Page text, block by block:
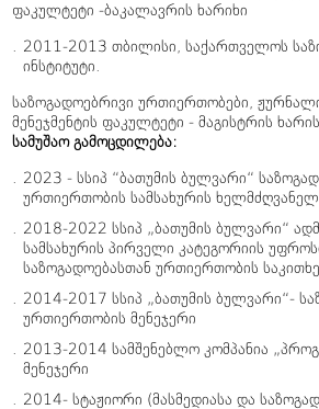
ფაკულტეტი -ბაკალავრის ხარიხი
2011-2013 თბილისი, საქართველოს
ინსტიტუტი.
საზოგადოებრივი ურთიერთობები,
მენეჯმენტის ფაკულტეტი - მაგისტრის
სამუშაო გამოცდილება:
2023 - სსიპ “ბათუმის ბულვარი“
ურთიერთობის სამსახურის
2018-2022 სსიპ „ბათუმის ბულვარი“
სამსახურის პირველი კატეგორიის
საზოგადოებასთან ურთიერთობის
2014-2017 სსიპ „ბათუმის ბულვარი“-
ურთიერთობის მენეჯერი
2013-2014 სამშენებლო კომპანია
მენეჯერი
2014- სტაჟიორი (მასმედიასა და